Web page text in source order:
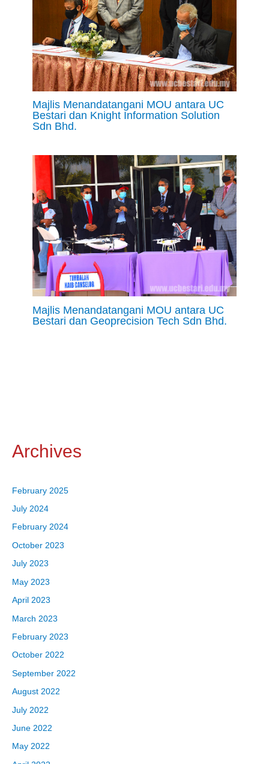
Majlis Menandatangani MOU antara UC
Bestari dan Knight Information Solution
Sdn Bhd.
Majlis Menandatangani MOU antara UC
Bestari dan Geoprecision Tech Sdn Bhd.
Archives
February 2025
July 2024
February 2024
October 2023
July 2023
May 2023
April 2023
March 2023
February 2023
October 2022
September 2022
August 2022
July 2022
June 2022
May 2022